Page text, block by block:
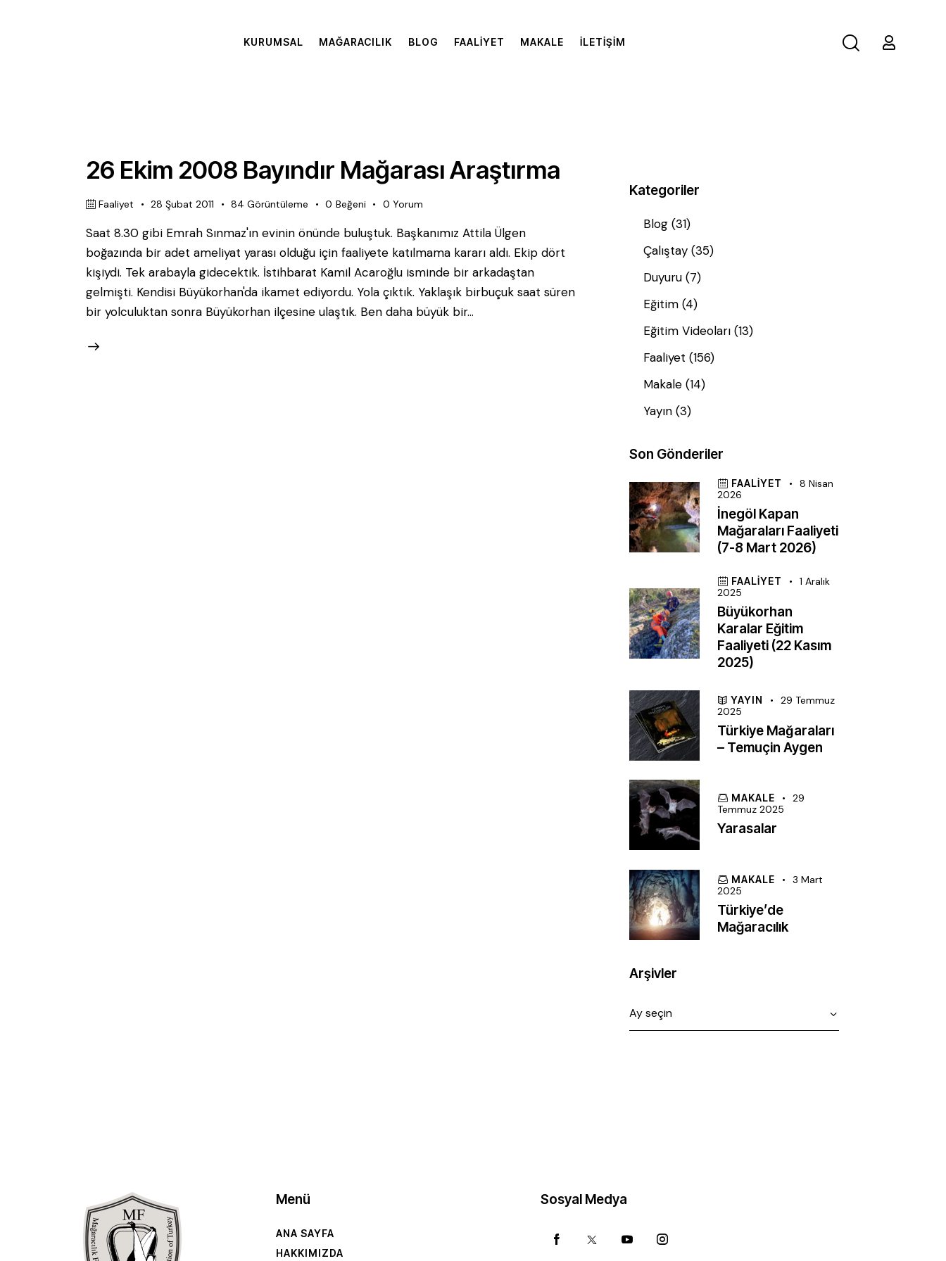
KURUMSAL MAĞARACILIK BLOG FAALIYET MAKALE İLETIŞIM
26 Ekim 2008 Bayındır Mağarası Araştırma
Faaliyet 28 Şubat 2011 84 Görüntüleme 0 Beğeni 0 Yorum
Saat 8.30 gibi Emrah Sınmaz'ın evinin önünde buluştuk. Başkanımız Attila Ülgen
boğazında bir adet ameliyat yarası olduğu için faaliyete katılmama kararı aldı. Ekip dört
kişiydi. Tek arabayla gidecektik. İstihbarat Kamil Acaroğlu isminde bir arkadaştan
gelmişti. Kendisi Büyükorhan'da ikamet ediyordu. Yola çıktık. Yaklaşık birbuçuk saat süren
bir yolculuktan sonra Büyükorhan ilçesine ulaştık. Ben daha büyük bir…
Kategoriler
Blog (31)
Çalıştay (35)
Duyuru (7)
Eğitim (4)
Eğitim Videoları (13)
Faaliyet (156)
Makale (14)
Yayın (3)
Son Gönderiler
FAALIYET
8 Nisan
2026
İnegöl Kapan
Mağaraları Faaliyeti
(7-8 Mart 2026)
FAALIYET
1 Aralık
2025
Büyükorhan
Karalar Eğitim
Faaliyeti (22 Kasım
2025)
YAYIN
29 Temmuz
2025
Türkiye Mağaraları
– Temuçin Aygen
MAKALE
29
Temmuz 2025
Yarasalar
MAKALE
3 Mart
2025
Türkiye’de
Mağaracılık
Arşivler
Menü
ANA SAYFA
HAKKIMIZDA
Sosyal Medya